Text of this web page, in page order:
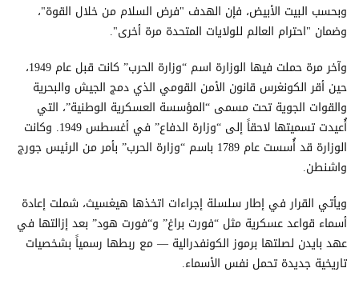
وبحسب البيت الأبيض، فإن الهدف "فرض السلام من خلال القوة"،
وضمان "احترام العالم للولايات المتحدة مرة أخرى".
وآخر مرة حملت فيها الوزارة اسم “وزارة الحرب” كانت قبل عام 1949،
حين أقر الكونغرس قانون الأمن القومي الذي دمج الجيش والبحرية
والقوات الجوية تحت مسمى “المؤسسة العسكرية الوطنية”، التي
أُعيدت تسميتها لاحقاً إلى “وزارة الدفاع” في أغسطس 1949. وكانت
الوزارة قد أُسست عام 1789 باسم “وزارة الحرب” بأمر من الرئيس جورج
واشنطن.
ويأتي القرار في إطار سلسلة إجراءات اتخذها هيغسيث، شملت إعادة
أسماء قواعد عسكرية مثل “فورت براغ” و“فورت هود” بعد إزالتها في
عهد بايدن لصلتها برموز الكونفدرالية — مع ربطها رسمياً بشخصيات
تاريخية جديدة تحمل نفس الأسماء.